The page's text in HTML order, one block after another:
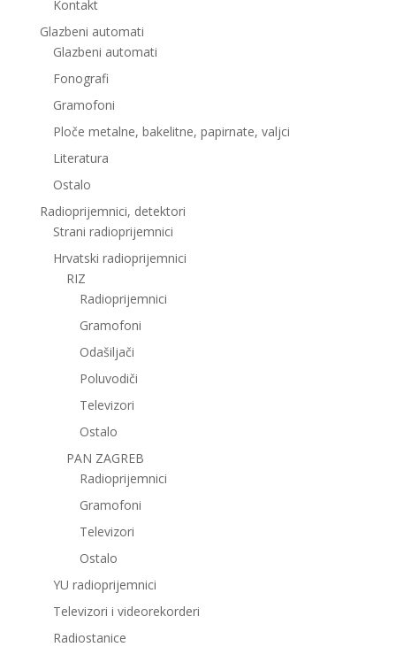
Kontakt
Glazbeni automati
Glazbeni automati
Fonografi
Gramofoni
Ploče metalne, bakelitne, papirnate, valjci
Literatura
Ostalo
Radioprijemnici, detektori
Strani radioprijemnici
Hrvatski radioprijemnici
RIZ
Radioprijemnici
Gramofoni
Odašiljači
Poluvodiči
Televizori
Ostalo
PAN ZAGREB
Radioprijemnici
Gramofoni
Televizori
Ostalo
YU radioprijemnici
Televizori i videorekorderi
Radiostanice